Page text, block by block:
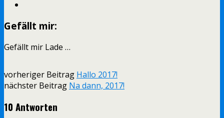
Gefällt mir:
Gefällt mir Lade …
vorheriger Beitrag Hallo 2017!
nächster Beitrag Na dann, 2017!
10 Antworten